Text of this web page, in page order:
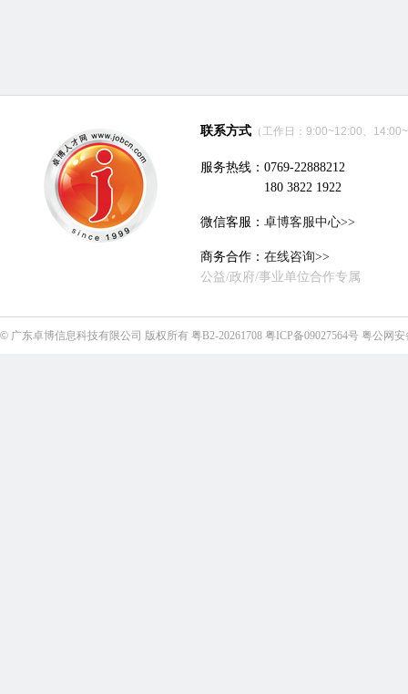
联系方式 （工作日：9:00~12:00、
服务热线：0769-22888212
180 3822 1922
微信客服： 卓博客服中心>>
商务合作： 在线咨询>>
公益/政府/事业单位合作专属
© 广东卓博信息科技有限公司 版权所有 粤B2-20261708 粤ICP备09027564号 粤公网安